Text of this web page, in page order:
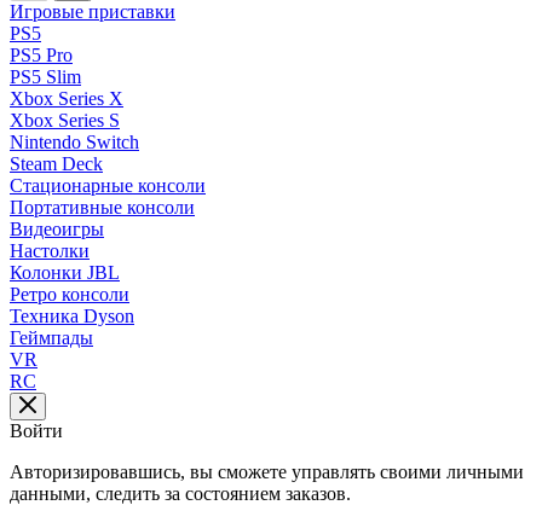
Игровые приставки
PS5
PS5 Pro
PS5 Slim
Xbox Series X
Xbox Series S
Nintendo Switch
Steam Deck
Стационарные консоли
Портативные консоли
Видеоигры
Настолки
Колонки JBL
Ретро консоли
Техника Dyson
Геймпады
VR
RC
Войти
Авторизировавшись, вы сможете управлять своими личными
данными, следить за состоянием заказов.